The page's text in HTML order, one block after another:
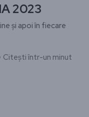
2023
și apoi în fiecare
Citești într-un minut